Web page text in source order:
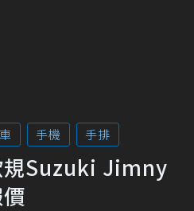
手機 手排
規Suzuki Jimny